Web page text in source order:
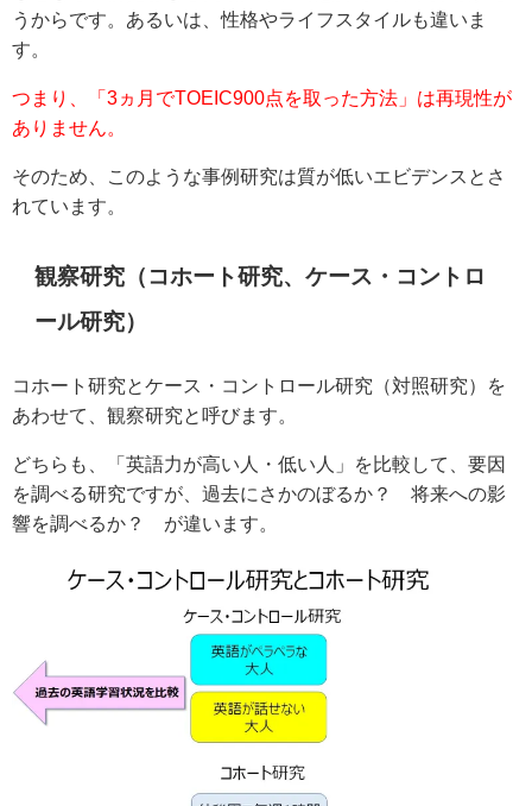
うからです。あるいは、性格やライフスタイルも違いま
す。
つまり、「3ヵ月でTOEIC900点を取った方法」は再現性が
ありません。
そのため、このような事例研究は質が低いエビデンスとさ
れています。
観察研究（コホート研究、ケース・コントロ
ール研究）
コホート研究とケース・コントロール研究（対照研究）を
あわせて、観察研究と呼びます。
どちらも、「英語力が高い人・低い人」を比較して、要因
を調べる研究ですが、過去にさかのぼるか？ 将来への影
響を調べるか？ が違います。